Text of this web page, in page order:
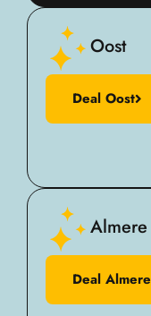
Oost
Deal Oost
Almere
Deal Almere